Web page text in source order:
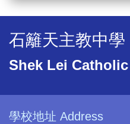
石籬天主教中學
Shek Lei
學校地址 Address